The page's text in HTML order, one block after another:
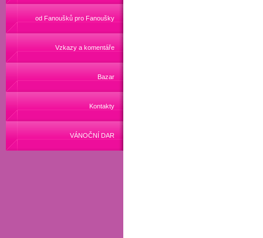
od Fanoušků pro Fanoušky
Vzkazy a komentáře
Bazar
Kontakty
VÁNOČNÍ DAR